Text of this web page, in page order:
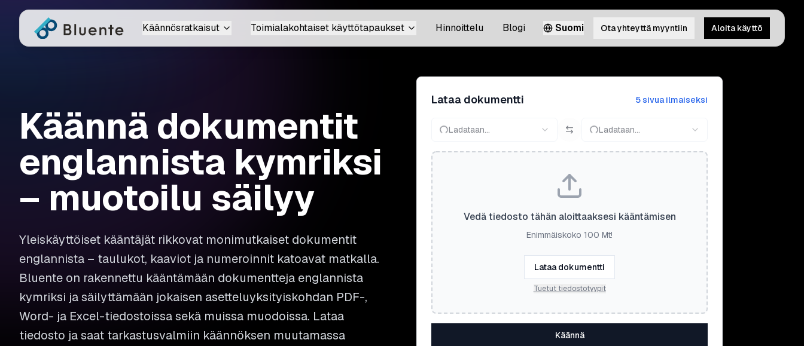
Käännösratkaisut Toimialakohtaiset käyttötapaukset Hinnoittelu Blogi Suomi Ota yhteyttä myyntiin Aloita käyttö
Käännä dokumentit
englannista kymriksi
– muotoilu säilyy
Yleiskäyttöiset kääntäjät rikkovat monimutkaiset dokumentit
englannista – taulukot, kaaviot ja numeroinnit katoavat matkalla.
Bluente on rakennettu kääntämään dokumentteja englannista
kymriksi ja säilyttämään jokaisen asetteluyksityiskohdan PDF-,
Word- ja Excel-tiedostoissa sekä muissa muodoissa. Lataa
tiedosto ja saat tarkastusvalmiin käännöksen muutamassa
Lataa dokumentti 5 sivua ilmaiseksi
Ladataan... Ladataan...
Vedä tiedosto tähän aloittaaksesi kääntämisen
Enimmäiskoko 100 Mt!
Lataa dokumentti
Tuetut tiedostotyypit
Käännä